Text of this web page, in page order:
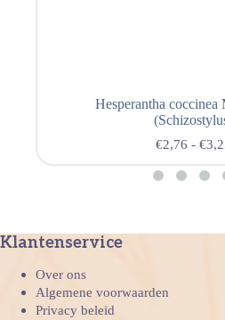
Hesperantha coccinea
€2,76 -€
Klantenservice
Over ons
Algemene voorwaarden
Privacy beleid